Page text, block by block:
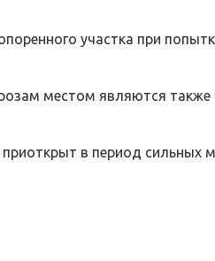
участка при
местом являются также
в период сильных